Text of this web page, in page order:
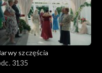
szczęścia
3135